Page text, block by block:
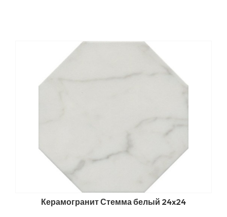
Керамогранит Стемма белый 24x24